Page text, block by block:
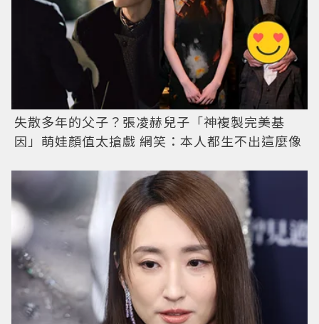
失散多年的父子？張凌赫兒子「神複製完美基
因」萌娃顏值太搶戲 網笑：本人都生不出這麼像